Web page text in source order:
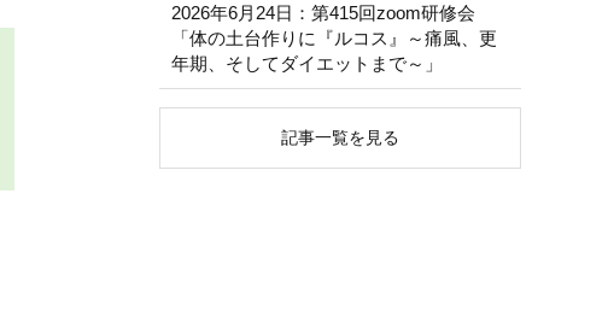
2026年6月24日：第415回zoom研修会
「体の土台作りに『ルコス』～痛風、更
年期、そしてダイエットまで～」
記事一覧を見る